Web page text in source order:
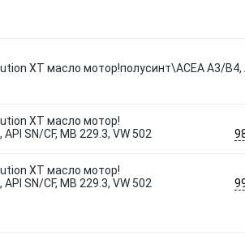
XT масло мотор!полусинт\ACEA A3/B4,
XT масло мотор!
SN/CF, MB 229.3, VW 502
XT масло мотор!
SN/CF, MB 229.3, VW 502